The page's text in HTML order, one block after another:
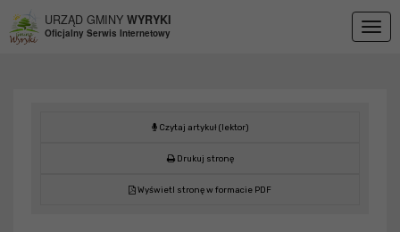
URZĄD GMINY WYRYKI
Oficjalny Serwis Internetowy
Czytaj artykuł (lektor)
Drukuj stronę
Wyświetl stronę w formacie PDF